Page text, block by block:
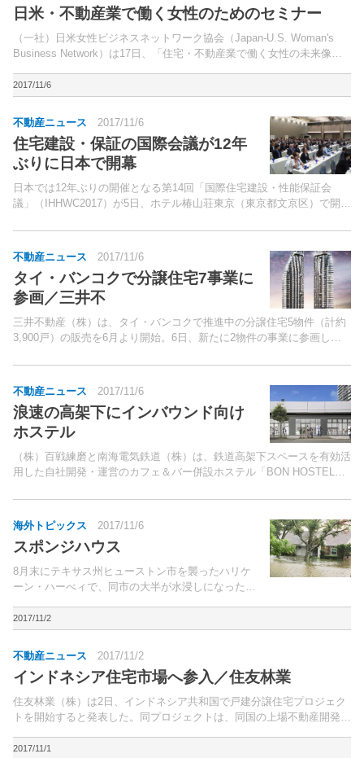
日米・不動産業で働く女性のためのセミナー
（一社）日米女性ビジネスネットワーク協会（Japan-U.S. Woman's
Business Network）は17日、「住宅・不動産業で働く女性の未来像」
藤明子氏による「日本...
2017/11/6
不動産ニュース 2017/11/6
住宅建設・保証の国際会議が12年
ぶりに日本で開幕
日本では12年ぶりの開催となる第14回「国際住宅建設・性能保証会
議」（IHHWC2017）が5日、ホテル椿山荘東京（東京都文京区）で開幕
能保証運営機関、保険会社等が参加し、各国の交...
不動産ニュース 2017/11/6
タイ・バンコクで分譲住宅7事業に
参画／三井不
三井不動産（株）は、タイ・バンコクで推進中の分譲住宅5物件（計約
3,900戸）の販売を6月より開始。6日、新たに2物件の事業に参画した
不動産ニュース 2017/11/6
浪速の高架下にインバウンド向け
ホステル
（株）百戦練磨と南海電気鉄道（株）は、鉄道高架下スペースを有効活
用した自社開発・運営のカフェ＆バー併設ホステル「BON HOSTEL」
これまでも、高架下を商業施設とするなどの...
海外トピックス 2017/11/6
スポンジハウス
8月末にテキサス州ヒューストン市を襲ったハリケ
ーン・ハーべィで、同市の大半が水浸しになった。
い人々が現在でも大勢いる。
2017/11/2
不動産ニュース 2017/11/2
インドネシア住宅市場へ参入／住友林業
住友林業（株）は2日、インドネシア共和国で戸建分譲住宅プロジェク
トを開始すると発表した。同プロジェクトは、同国の上場不動産開発会
2017/11/1